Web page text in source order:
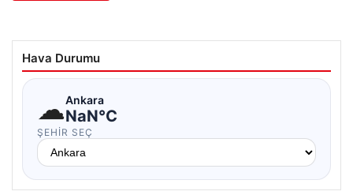
Hava Durumu
☁Ankara
NaN°C
ŞEHIR SEÇ